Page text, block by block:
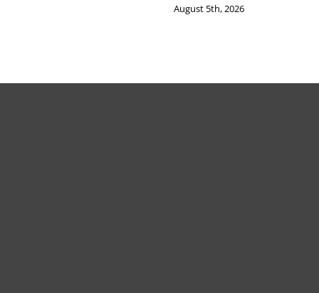
August 5th, 2026